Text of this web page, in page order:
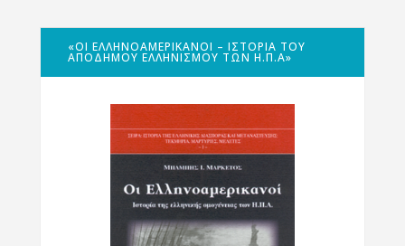
«ΟΙ ΕΛΛΗΝΟΑΜΕΡΙΚΑΝΟΊ – ΙΣΤΟΡΊΑ ΤΟΥ
ΑΠΌΔΗΜΟΥ ΕΛΛΗΝΙΣΜΟΎ ΤΩΝ Η.Π.Α»